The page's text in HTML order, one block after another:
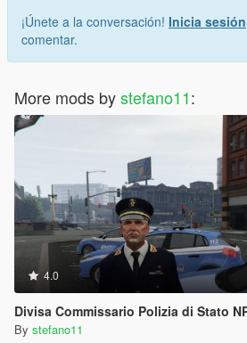
¡Únete a la conversación! Inicia sesión
comentar.
More mods bystefano11:
4.0
Divisa Commissario Polizia di Stato
By stefano11